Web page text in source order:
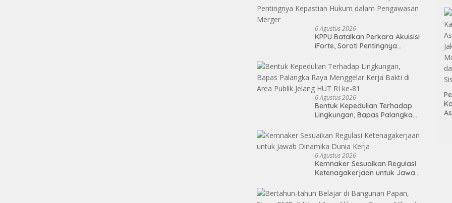
6 Agustus 2026
KPPU Batalkan Perkara Akuisisi
iForte, Soroti Pentingnya
Pengawasan Merger
6 Agustus 2026
Bentuk Kepedulian Terhadap
Lingkungan, Bapas Palangka
Area Publik Jelang HUT RI ke-81
6 Agustus 2026
Kemnaker Sesuaikan Regulasi
Ketenagakerjaan untuk Jawab